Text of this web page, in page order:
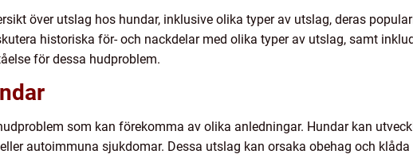
över utslag hos hundar, inklusive olika typer av utslag, deras
historiska för- och nackdelar med olika typer av utslag, samt
för dessa hudproblem.
som kan förekomma av olika anledningar. Hundar kan
autoimmuna sjukdomar. Dessa utslag kan orsaka obehag och klåda